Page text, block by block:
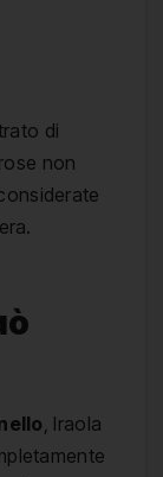
di
non
, Iraola